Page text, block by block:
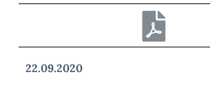
22.09.2020